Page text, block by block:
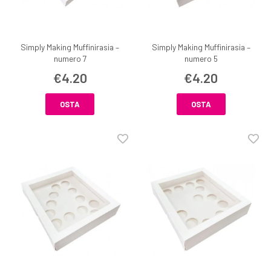
Simply Making Muffinirasia –
numero 7
€4.20
OSTA
Simply Making Muffinirasia –
numero 5
€4.20
OSTA